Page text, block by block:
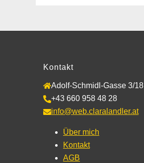
Kontakt
Adolf-Schmidl-Gasse 3/18
+43 660 958 48 28
info@web.claralandler.at
Über mich
Kontakt
AGB